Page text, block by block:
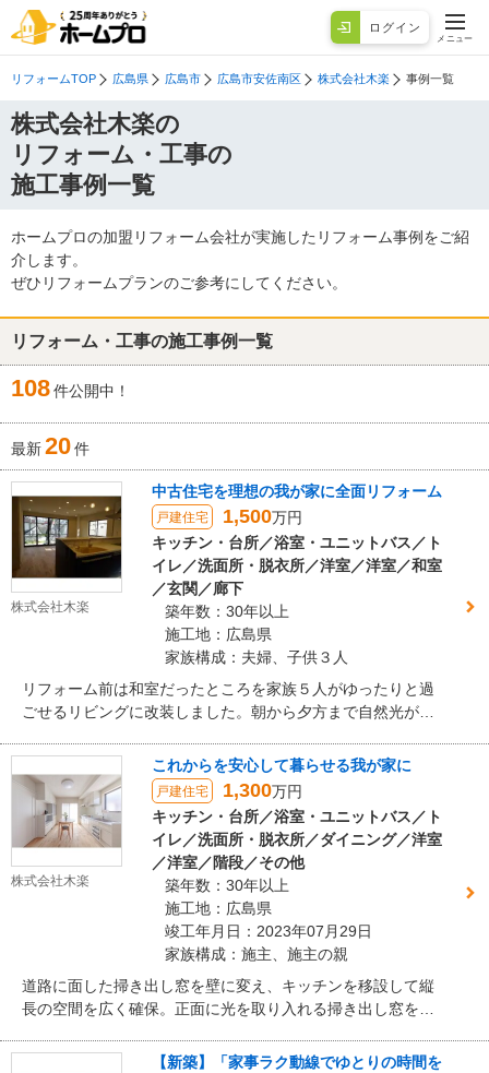
ログイン
メニュー
リフォームTOP 広島県 広島市 広島市安佐南区 株式会社木楽 事例一覧
株式会社木楽の
リフォーム・工事の
施工事例一覧
ホームプロの加盟リフォーム会社が実施したリフォーム事例をご紹
介します。
ぜひリフォームプランのご参考にしてください。
リフォーム・工事の施工事例一覧
108件公開中！
最新20件
株式会社木楽
中古住宅を理想の我が家に全面リフォーム
戸建住宅 1,500万円
キッチン・台所／浴室・ユニットバス／ト
イレ／洗面所・脱衣所／洋室／洋室／和室
／玄関／廊下
築年数：30年以上
施工地：広島県
家族構成：夫婦、子供３人
リフォーム前は和室だったところを家族５人がゆったりと過
ごせるリビングに改装しました。朝から夕方まで自然光が差
す。
株式会社木楽
これからを安心して暮らせる我が家に
戸建住宅 1,300万円
キッチン・台所／浴室・ユニットバス／ト
イレ／洗面所・脱衣所／ダイニング／洋室
／洋室／階段／その他
築年数：30年以上
施工地：広島県
竣工年月日：2023年07月29日
家族構成：施主、施主の親
道路に面した掃き出し窓を壁に変え、キッチンを移設して縦
長の空間を広く確保。正面に光を取り入れる掃き出し窓を設
【新築】「家事ラク動線でゆとりの時間を